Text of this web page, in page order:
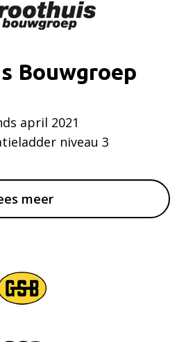
Bouwgroep
april 2021
niveau 3
meer